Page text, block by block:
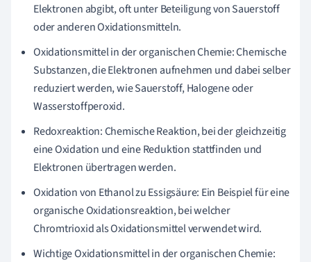
Elektronen abgibt, oft unter Beteiligung von Sauerstoff
oder anderen Oxidationsmitteln.
Oxidationsmittel in der organischen Chemie: Chemische
Substanzen, die Elektronen aufnehmen und dabei selber
reduziert werden, wie Sauerstoff, Halogene oder
Wasserstoffperoxid.
Redoxreaktion: Chemische Reaktion, bei der gleichzeitig
eine Oxidation und eine Reduktion stattfinden und
Elektronen übertragen werden.
Oxidation von Ethanol zu Essigsäure: Ein Beispiel für eine
organische Oxidationsreaktion, bei welcher
Chromtrioxid als Oxidationsmittel verwendet wird.
Wichtige Oxidationsmittel in der organischen Chemie: